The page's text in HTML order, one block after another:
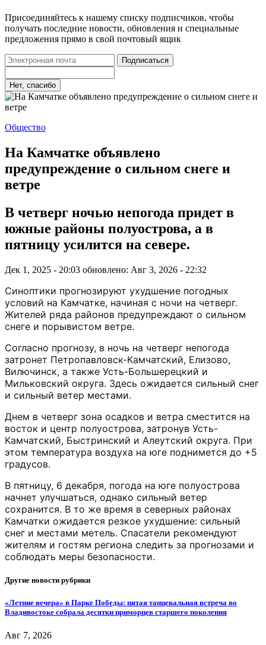
Присоединяйтесь к нашему списку подписчиков, чтобы
получать последние новости, обновления и специальные
предложения прямо в свой почтовый ящик
Подписаться
Нет, спасибо
Общество
На Камчатке объявлено
предупреждение о сильном снеге и
ветре
В четверг ночью непогода придет в
южные районы полуострова, а в
пятницу усилится на севере.
Дек 1, 2025 - 20:03 обновлено: Авг 3, 2026 - 22:32
Синоптики прогнозируют ухудшение погодных
условий на Камчатке, начиная с ночи на четверг.
Жителей ряда районов предупреждают о сильном
снеге и порывистом ветре.
Согласно прогнозу, в ночь на четверг непогода
затронет Петропавловск-Камчатский, Елизово,
Вилючинск, а также Усть-Большерецкий и
Мильковский округа. Здесь ожидается сильный снег
и сильный ветер местами.
Днем в четверг зона осадков и ветра сместится на
восток и центр полуострова, затронув Усть-
Камчатский, Быстринский и Алеутский округа. При
этом температура воздуха на юге поднимется до +5
градусов.
В пятницу, 6 декабря, погода на юге полуострова
начнет улучшаться, однако сильный ветер
сохранится. В то же время в северных районах
Камчатки ожидается резкое ухудшение: сильный
снег и местами метель. Спасатели рекомендуют
жителям и гостям региона следить за прогнозами и
соблюдать меры безопасности.
Другие новости рубрики
«Летние вечера» в Парке Победы: пятая танцевальная встреча во
Владивостоке собрала десятки приморцев старшего поколения
Авг 7, 2026